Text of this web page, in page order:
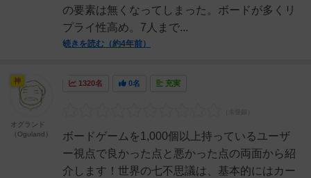
の要素は無くなってしまった。ボードが多くリ
プライ性高め。7人まで...
続きを読む（約4年前）
1320名 0名 充実
ボードゲームを1,000個以上持っているユーザ
ー視点で良かった点と悪かった点の両面から紹
介します！世界の七不思議は、基本的にはカー
神
オグランド
（Oguland）